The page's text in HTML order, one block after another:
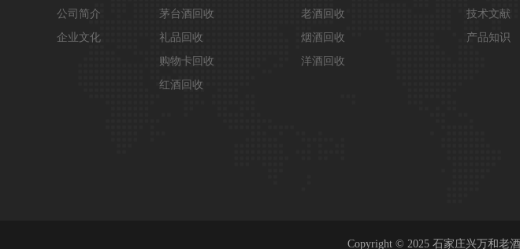
公司简介
企业文化
茅台酒回收
老酒回收
礼品回收
烟酒回收
购物卡回收
洋酒回收
红酒回收
技术文献
产品知识
Copyright © 2025 石家庄兴万和